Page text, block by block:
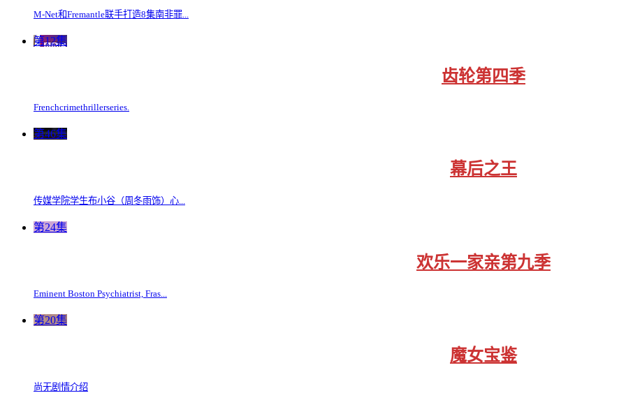
M-Net和Fremantle联手打造8集南非罪...
第12集
齿轮第四季
Frenchcrimethrillerseries.
第46集
幕后之王
传媒学院学生布小谷（周冬雨饰）心...
第24集
欢乐一家亲第九季
Eminent Boston Psychiatrist, Fras...
第20集
魔女宝鉴
尚无剧情介绍